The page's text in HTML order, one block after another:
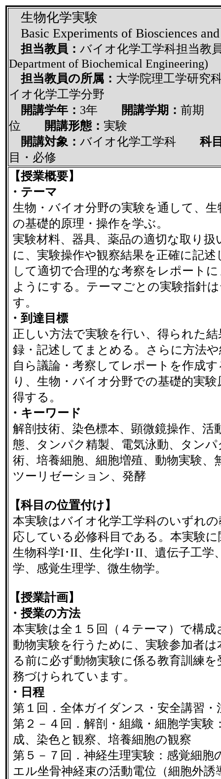
生物化学実験
Basic Experiments of Biosciences
担当教員： バイオ化学工学科担当教
Department of Biochemical Engineering)
担当教員の所属： 大学院理工学研究
イオ化学工学分野
開講学年： 3年 開講学期： 前
位
開講形態： 実験
開講対象： バイオ化学工学科
科
目・必修
【授業概要】
・テーマ
生物・バイオ分野の実験を通して、
の基礎的原理・操作を学ぶ。
実験材料、器具、薬品の適切な取り
に、実験操作や観察結果を正確に記
して適切で合理的な考察をレポート
ようにする。テーマごとの実験指針
す。
・到達目標
正しい方法で実験を行い、得られた
録・記述してまとめる。さらに方法
自ら議論・考察してレポートを作成
り、生物・バイオ分野での基礎的実
得する。
・キーワード
解剖技術、染色標本、顕微鏡操作、活
態、タンパク精製、電気泳動、タン
術、培養細胞、細胞増殖、動物実験、
ツーリゼーション、発酵
【科目の位置付け】
本実験はバイオ化学工学科のいずれ
応している必修科目である。本実験
生物科学I･II、生化学I･II、遺伝子工学
学、感覚生理学、微生物学。
【授業計画】
・授業の方法
本実験は全１５回（４テーマ）で構
動物実験を行うために、実験参加者
る前に必ず動物実験に係る教育訓練
務づけられています。
・日程
第１回．全体ガイダンス・安全講習・
第２－４回．解剖・組織・細胞学実験
成、染色と観察、培養細胞の観察
第５－７回．神経生理実験：感覚細胞
エル坐骨神経束の活動電位（細胞外誘